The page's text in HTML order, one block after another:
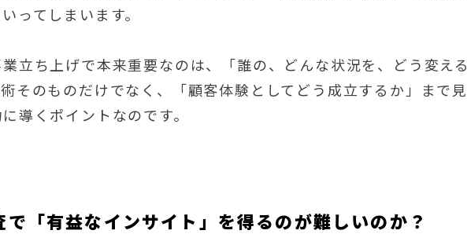
ってしまいます。
立ち上げで本来重要なのは、「誰の、どんな状況を、どう変え
そのものだけでなく、「顧客体験としてどう成立するか」まで
導くポイントなのです。
で「有益なインサイト」を得るのが難しいのか？